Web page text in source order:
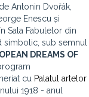
Antonin Dvořák,
Enescu și
Sala Fabulelor din
simbolic, sub semnul
DREAMS OF
cu Palatul artelor
1918 - anul